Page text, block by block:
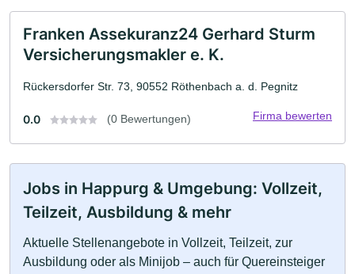
Franken Assekuranz24 Gerhard Sturm
Versicherungsmakler e. K.
Rückersdorfer Str. 73, 90552 Röthenbach a. d. Pegnitz
0.0 (0 Bewertungen) Firma bewerten
Jobs in Happurg & Umgebung: Vollzeit,
Teilzeit, Ausbildung & mehr
Aktuelle Stellenangebote in Vollzeit, Teilzeit, zur
Ausbildung oder als Minijob – auch für Quereinsteiger